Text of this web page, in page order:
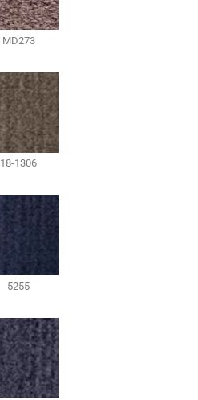
MD273
18-1306
5255